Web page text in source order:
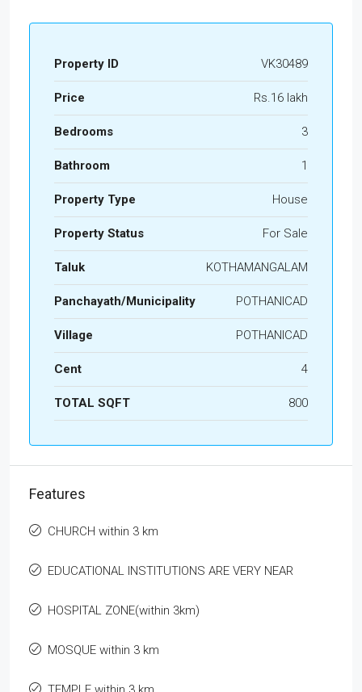
Property ID VK30489
Price Rs.16 lakh
Bedrooms 3
Bathroom 1
Property Type House
Property Status For Sale
Taluk KOTHAMANGALAM
Panchayath/Municipality POTHANICAD
Village POTHANICAD
Cent 4
TOTAL SQFT 800
Features
CHURCH within 3 km
EDUCATIONAL INSTITUTIONS ARE VERY NEAR
HOSPITAL ZONE(within 3km)
MOSQUE within 3 km